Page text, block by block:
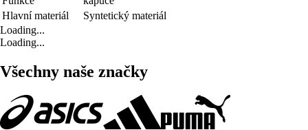
Hlavní materiál
Syntetický materiál
Loading...
Loading...
Všechny naše značky